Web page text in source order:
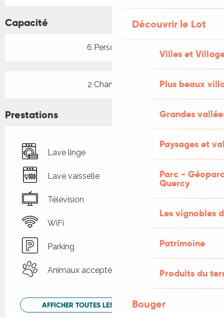
Découvrir le Lot
Villes et
Plus beaux
Grandes
Paysages et
Parc -
Quercy
Les vignobles
Patrimoine
Produits du
Bouger
Capacité
6 Personne(s)
2 Chambre(s)
Prestations
Lave linge
Lave vaisselle
Télévision
WiFi
Parking
Animaux acceptés
AFFICHER TOUTES LES PRESTATIONS